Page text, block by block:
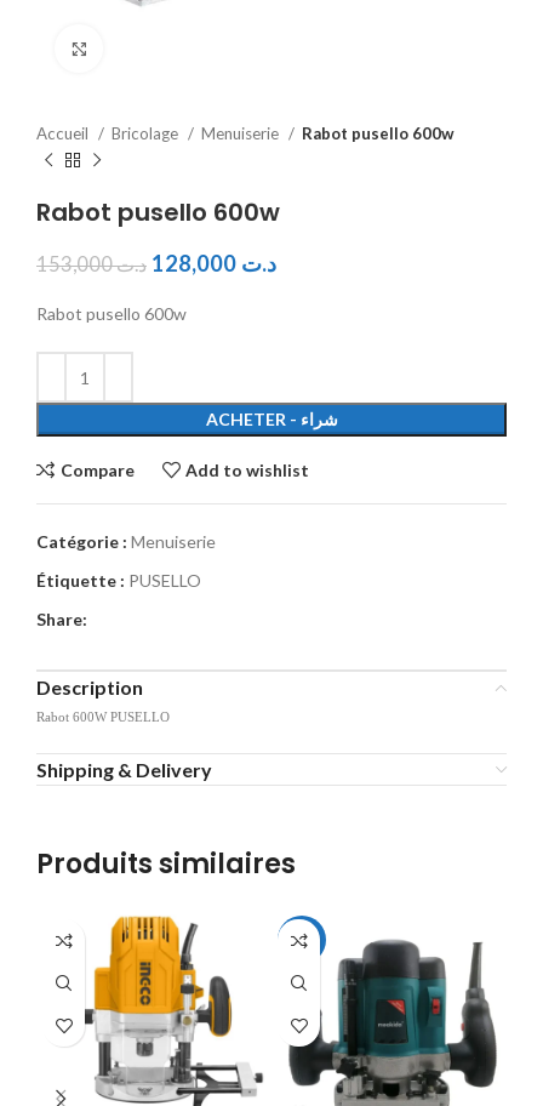
Accueil Bricolage Menuiserie Rabot pusello 600w
Rabot pusello 600w
د.ت153,000 د.ت
Rabot pusello 600w
ACHETER - شراء
Compare Add to wishlist
Catégorie : Menuiserie
Étiquette : PUSELLO
Share:
Description
Rabot 600W PUSELLO
Shipping & Delivery
Produits similaires
-7%